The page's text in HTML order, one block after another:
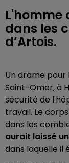
L'homme
dans les
d’Artois.
Un drame
Saint-Omer, à
sécurité de
travail. Le
dans les
aurait laissé
dans laquelle il